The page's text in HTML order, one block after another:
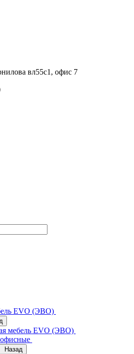
вл55с1, офис 7
EVO (ЭВО)
мебель EVO (ЭВО)
Назад